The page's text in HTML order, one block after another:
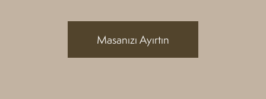
Masanızı Ayırtın